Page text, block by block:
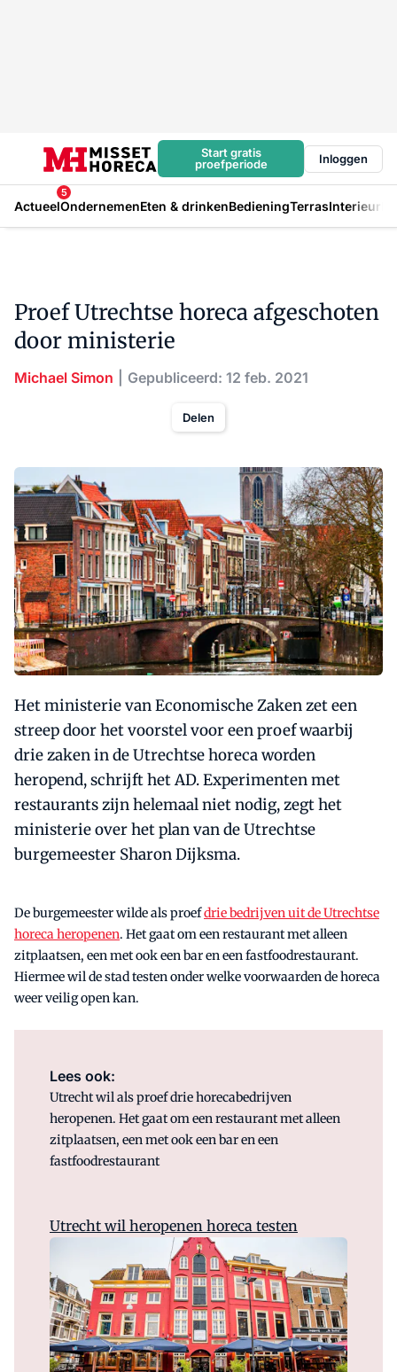
Start gratis
proefperiode
Inloggen
Actueel
5
OndernemenEten & drinkenBedieningTerrasInterieur
Proef Utrechtse horeca afgeschoten
door ministerie
Michael Simon Gepubliceerd: 12 feb. 2021
Delen
Het ministerie van Economische Zaken zet een
streep door het voorstel voor een proef waarbij
drie zaken in de Utrechtse horeca worden
heropend, schrijft het AD. Experimenten met
restaurants zijn helemaal niet nodig, zegt het
ministerie over het plan van de Utrechtse
burgemeester Sharon Dijksma.
De burgemeester wilde als proefdrie bedrijven uit de Utrechtse
horeca heropenen. Het gaat om een restaurant met alleen
zitplaatsen, een met ook een bar en een fastfoodrestaurant.
Hiermee wil de stad testen onder welke voorwaarden de horeca
weer veilig open kan.
Lees ook:
Utrecht wil als proef drie horecabedrijven
heropenen. Het gaat om een restaurant met alleen
zitplaatsen, een met ook een bar en een
fastfoodrestaurant
Utrecht wil heropenen horeca testen